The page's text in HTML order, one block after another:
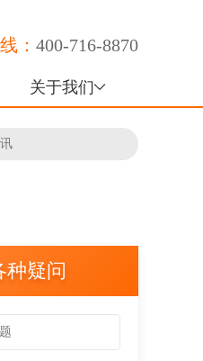
： 400-716-8870
关于我们
种疑问